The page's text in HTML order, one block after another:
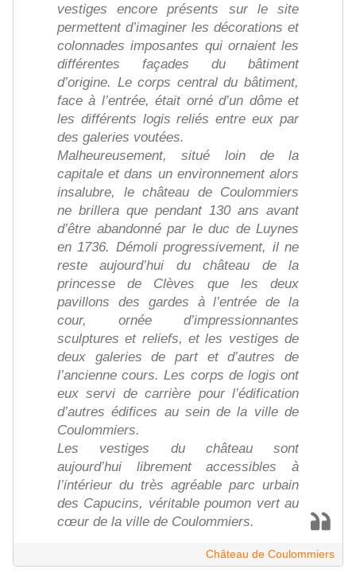
vestiges encore présents sur le site
permettent d’imaginer les décorations et
colonnades imposantes qui ornaient les
différentes façades du bâtiment
d’origine. Le corps central du bâtiment,
face à l’entrée, était orné d’un dôme et
les différents logis reliés entre eux par
des galeries voutées.
Malheureusement, situé loin de la
capitale et dans un environnement alors
insalubre, le château de Coulommiers
ne brillera que pendant 130 ans avant
d’être abandonné par le duc de Luynes
en 1736. Démoli progressivement, il ne
reste aujourd’hui du château de la
princesse de Clèves que les deux
pavillons des gardes à l’entrée de la
cour, ornée d’impressionnantes
sculptures et reliefs, et les vestiges de
deux galeries de part et d’autres de
l’ancienne cours. Les corps de logis ont
eux servi de carrière pour l’édification
d’autres édifices au sein de la ville de
Coulommiers.
Les vestiges du château sont
aujourd’hui librement accessibles à
l’intérieur du très agréable parc urbain
des Capucins, véritable poumon vert au
cœur de la ville de Coulommiers.
Château de Coulommiers